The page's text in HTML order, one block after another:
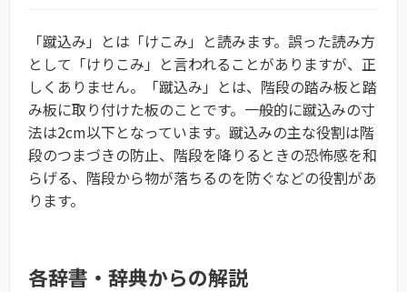
「蹴込み」とは「けこみ」と読みます。誤った読み方
として「けりこみ」と言われることがありますが、正
しくありません。「蹴込み」とは、階段の踏み板と踏
み板に取り付けた板のことです。一般的に蹴込みの寸
法は2cm以下となっています。蹴込みの主な役割は階
段のつまづきの防止、階段を降りるときの恐怖感を和
らげる、階段から物が落ちるのを防ぐなどの役割があ
ります。
各辞書・辞典からの解説